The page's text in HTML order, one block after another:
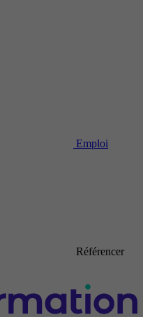
Emploi
Référencer